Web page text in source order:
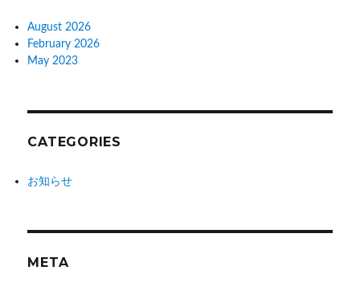
August 2026
February 2026
May 2023
CATEGORIES
お知らせ
META